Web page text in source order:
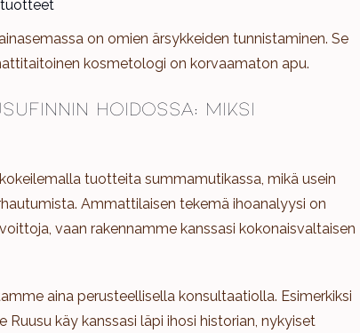
on omien ärsykkeiden tunnistaminen. Se
kosmetologi on korvaamaton apu.
hoidossa: Miksi
tuotteita summamutikassa, mikä usein
Ammattilaisen tekemä ihoanalyysi on
vaan rakennamme kanssasi kokonaisvaltaisen
aina perusteellisella konsultaatiolla. Esimerkiksi
käy kanssasi läpi ihosi historian, nykyiset